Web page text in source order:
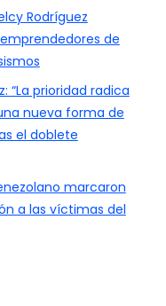
Rodríguez
de
“La prioridad radica
nueva forma de
el doblete
marcaron
a las víctimas del